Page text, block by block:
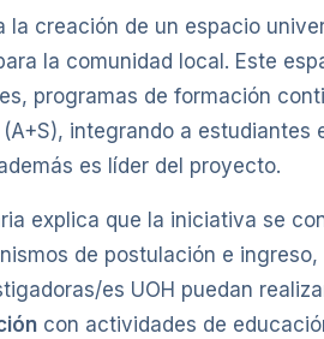
la creación de un espacio
la comunidad local. Este
programas de formación
integrando a
es líder del proyecto.
explica que la iniciativa se
de postulación e
es UOH puedan
con actividades de